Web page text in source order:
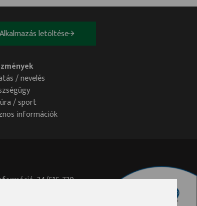
Alkalmazás letöltése
/ nevelés
/ sport
információk
34/515-730